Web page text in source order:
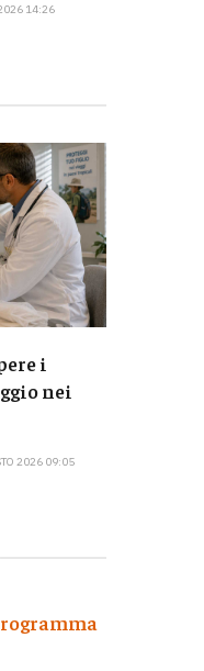
14:26
i
nei
2026 09:05